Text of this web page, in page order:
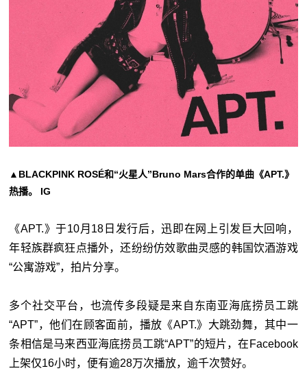
▲BLACKPINK ROSÉ和“火星人”Bruno Mars合作的单曲《APT.》
热播。 IG
《APT.》于10月18日发行后，迅即在网上引发巨大回响，
年轻族群疯狂点播外，还纷纷仿效歌曲灵感的韩国饮酒游戏
“公寓游戏”，拍片分享。
多个社交平台，也流传多段疑是来自东南亚海底捞员工跳
“APT”，他们在顾客面前，播放《APT.》大跳劲舞，其中一
条相信是马来西亚海底捞员工跳“APT”的短片，在Facebook
上架仅16小时，便有逾28万次播放，逾千次赞好。